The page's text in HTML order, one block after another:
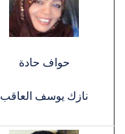
حواف حادة
نازك يوسف العاقب